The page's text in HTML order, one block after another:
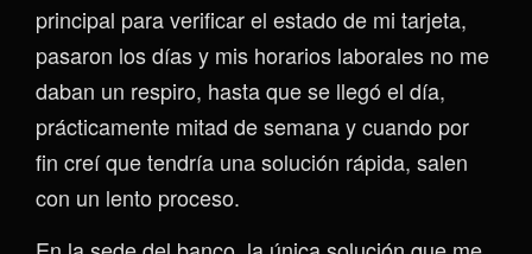
principal para verificar el estado de mi tarjeta,
pasaron los días y mis horarios laborales no me
daban un respiro, hasta que se llegó el día,
prácticamente mitad de semana y cuando por
fin creí que tendría una solución rápida, salen
con un lento proceso.